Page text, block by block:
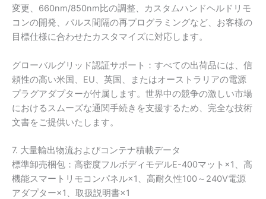
変更、660nm/850nm比の調整、カスタムハンドヘルドリモ
コンの開発、パルス間隔の再プログラミングなど、お客様の
目標仕様に合わせたカスタマイズに対応します。
グローバルグリッド認証サポート：すべての出荷品には、信
頼性の高い米国、EU、英国、またはオーストラリアの電源
プラグアダプターが付属します。世界中の競争の激しい市場
におけるスムーズな通関手続きを支援するため、完全な技術
文書をご提供いたします。
7. 大量輸出物流およびコンテナ積載データ
標準卸売梱包：高密度フルボディモデルE-400マット×1、高
機能スマートリモコンパネル×1、高耐久性100～240V電源
アダプター×1、取扱説明書×1